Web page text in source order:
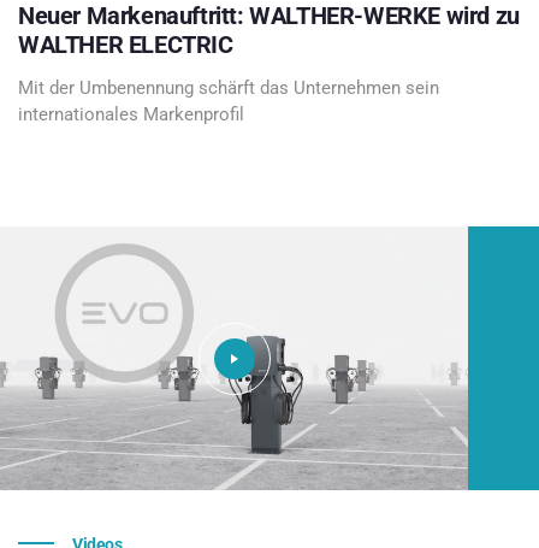
Neuer Markenauftritt: WALTHER-WERKE wird zu
WALTHER ELECTRIC
Mit der Umbenennung schärft das Unternehmen sein
internationales Markenprofil